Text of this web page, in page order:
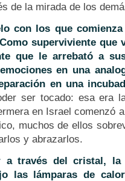
de la mirada de los
con los que
superviviente que
que le arrebató a
en una
en una
ser tocado: esa era
en Israel comenzó
muchos de ellos
y abrazarlos.
a través del cristal, la
las lámparas de